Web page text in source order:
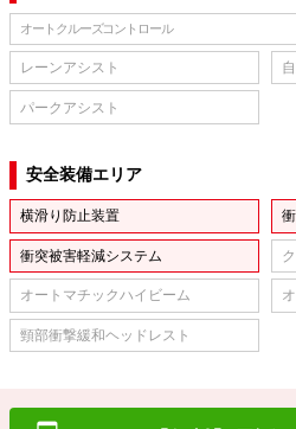
オートクルーズコントロール
レーンアシスト
パークアシスト
安全装備エリア
横滑り防止装置
衝突被害軽減システム
オートマチックハイビーム
頸部衝撃緩和ヘッドレスト